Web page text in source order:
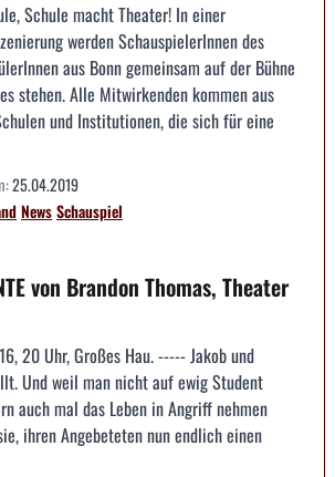
Schule macht Theater! In einer
werden SchauspielerInnen des
aus Bonn gemeinsam auf der Bühne
stehen. Alle Mitwirkenden kommen aus
und Institutionen, die sich für eine
25.04.2019
NewsSchauspiel
von Brandon Thomas, Theater
20 Uhr, Großes Hau. ----- Jakob und
Und weil man nicht auf ewig Student
auch mal das Leben in Angriff nehmen
ihren Angebeteten nun endlich einen